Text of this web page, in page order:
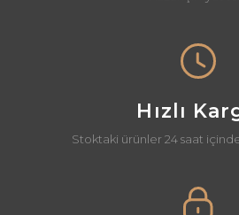
Hızlı
Stoktaki ürünler 24 saat